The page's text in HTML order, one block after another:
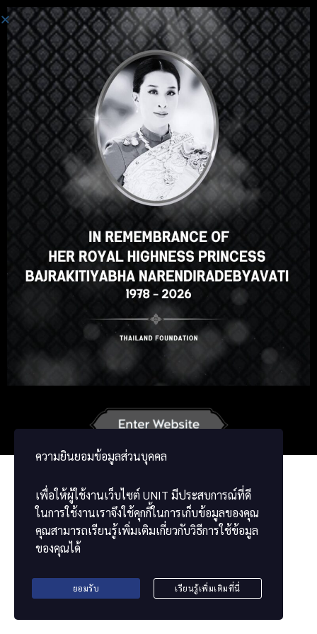
Đăng Nhập
Hey there, great course, right?
Do you like this course?
ENROLL COURSE
ความยินยอมข้อมูลส่วนบุคคล
เพื่อให้ผู้ใช้งานเว็บไซต์ UNIT มีประสบการณ์ที่ดี
ในการใช้งานเราจึงใช้คุกกี้ในการเก็บข้อมูลของคุณ
คุณสามารถเรียนรู้เพิ่มเติมเกี่ยวกับวิธีการใช้ข้อมูล
ของคุณได้
ยอมรับ เรียนรู้เพิ่มเติมที่นี่
Select your language
English ภาษาไทย
Korean Japanese
ខ្មែរ